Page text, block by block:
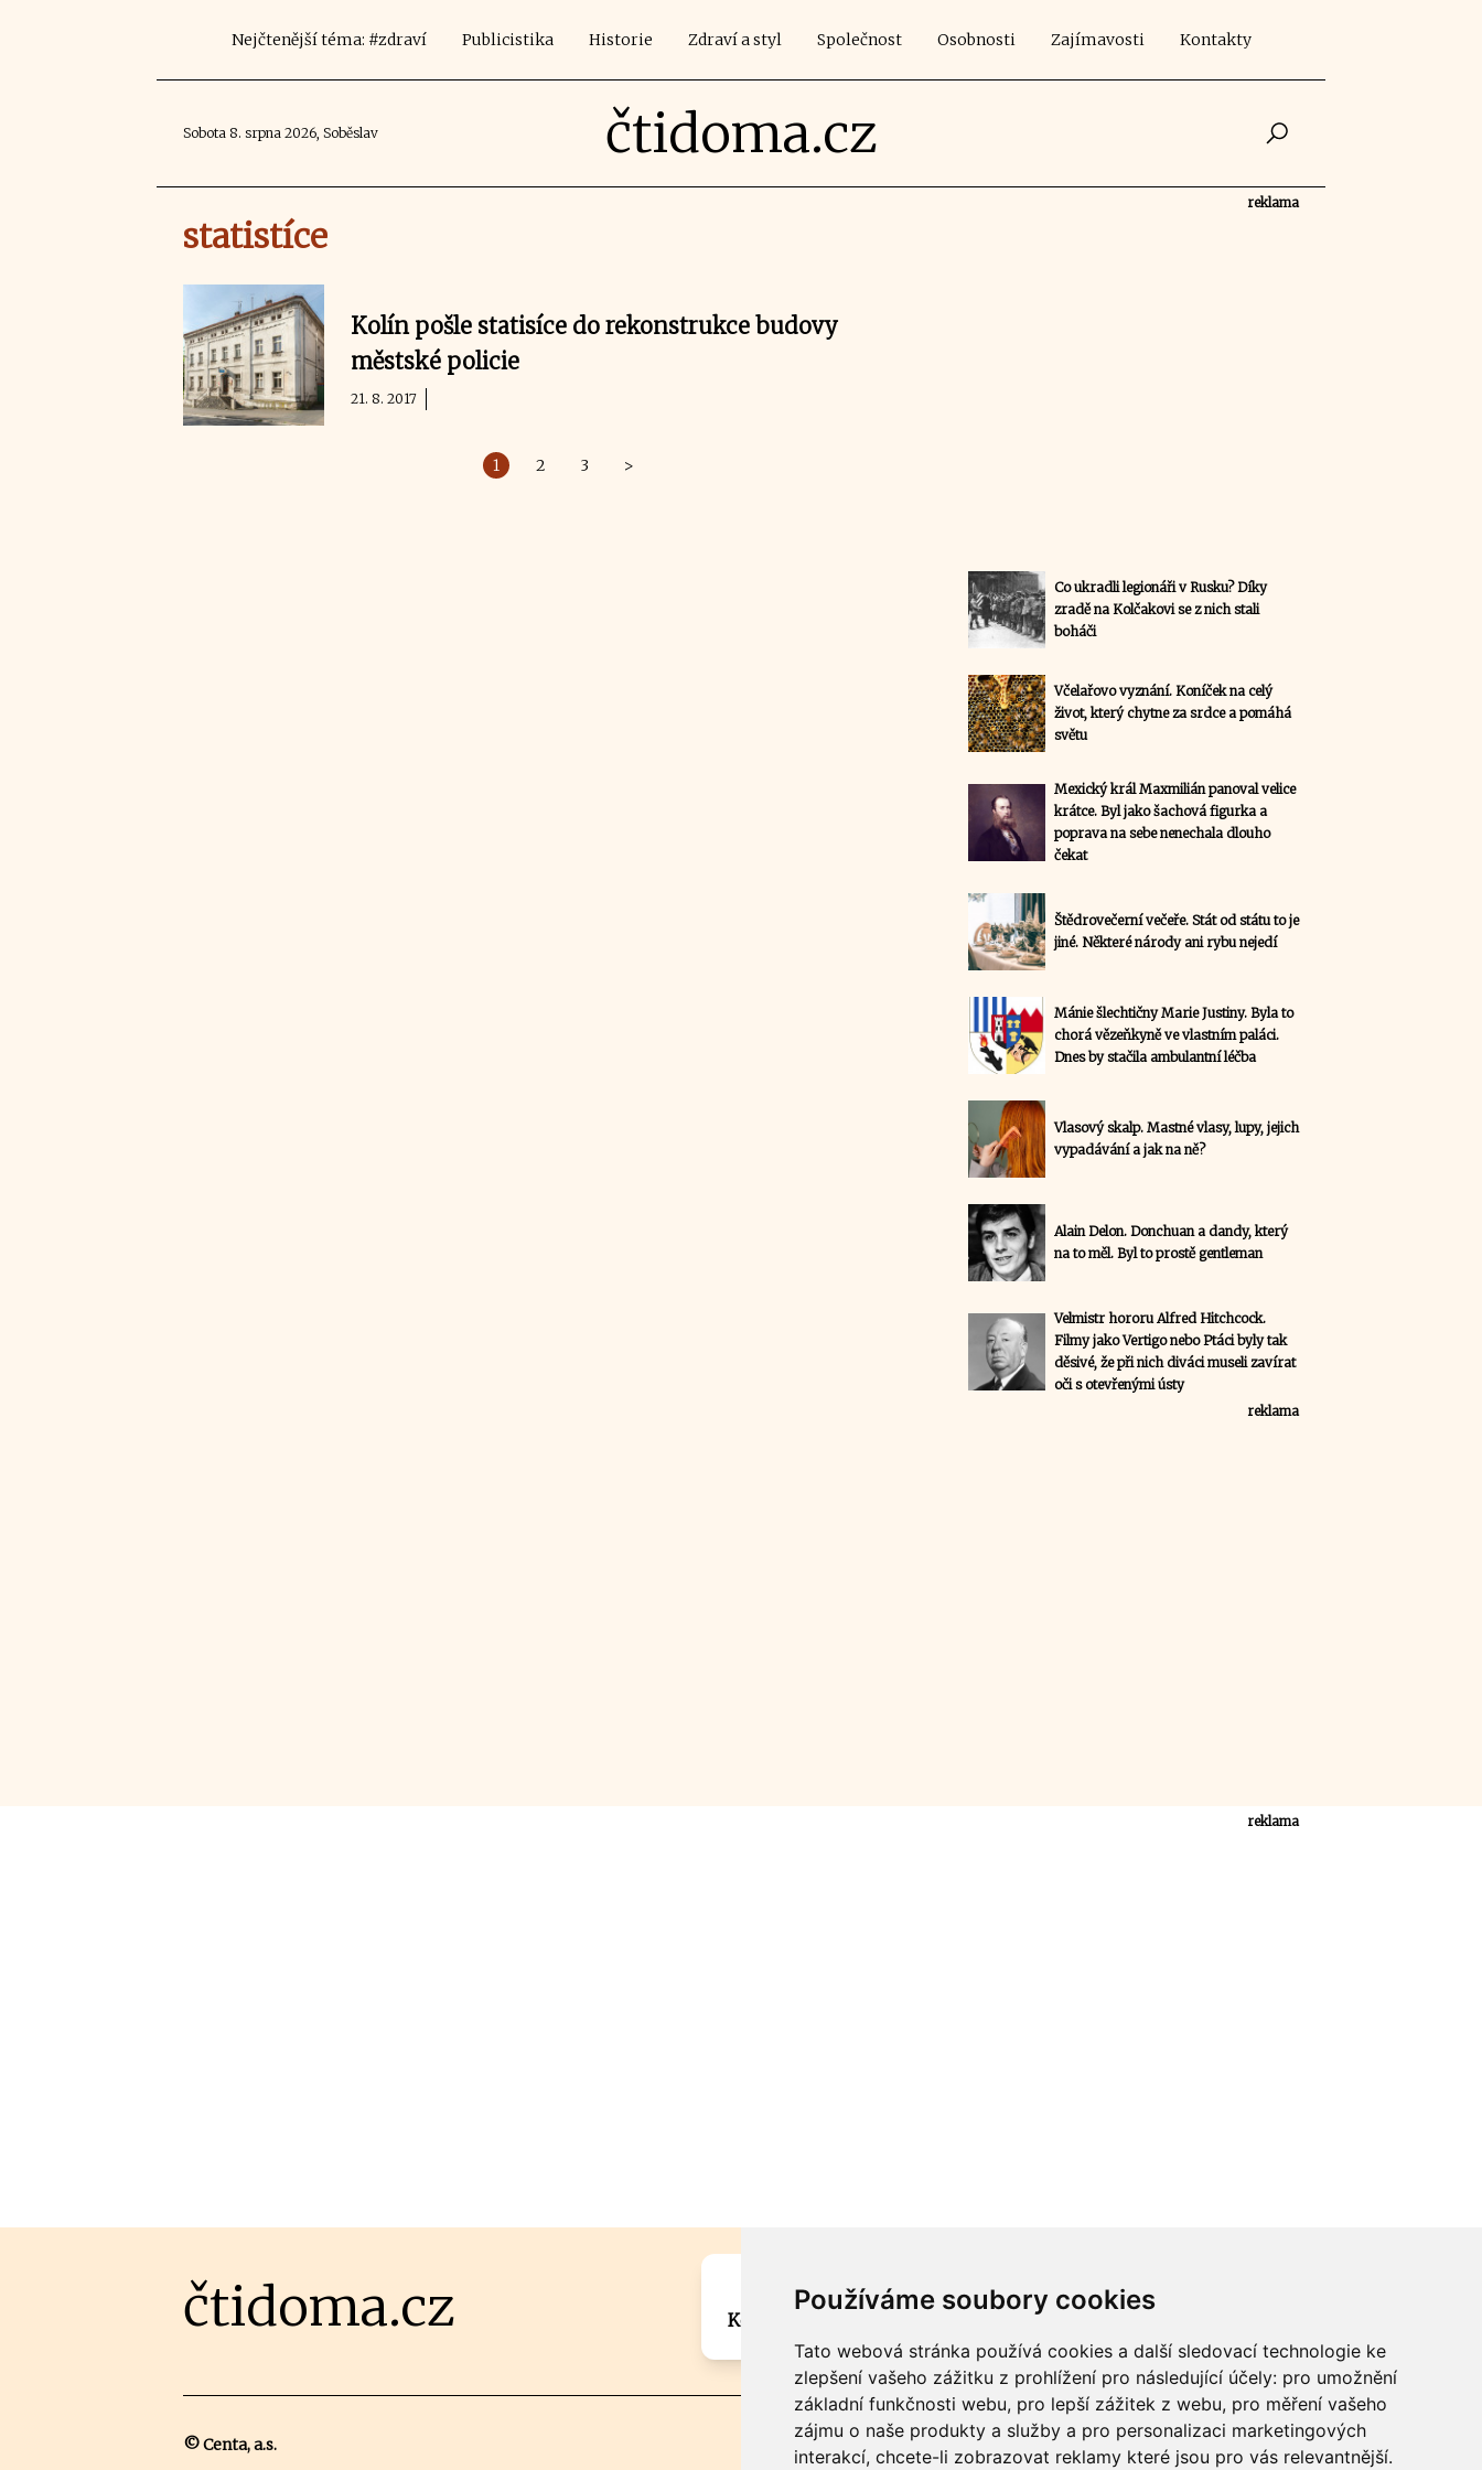
Používáme soubory cookies
Tato webová stránka používá cookies a další sledovací technologie ke
zlepšení vašeho zážitku z prohlížení pro následující účely: pro umožnění
základní funkčnosti webu, pro lepší zážitek z webu, pro měření vašeho
zájmu o naše produkty a služby a pro personalizaci marketingových
interakcí, chcete-li zobrazovat reklamy které jsou pro vás relevantnější.
Nejčtenější téma: #zdraví Publicistika Historie Zdraví a styl Společnost Osobnosti Zajímavosti Kontakty
Sobota 8. srpna 2026, Soběslav čtidoma.cz
statistíce
Kolín pošle statisíce do rekonstrukce budovy
městské policie
21. 8. 2017
1 2 3 >
reklama
Co ukradli legionáři v Rusku? Díky
zradě na Kolčakovi se z nich stali
boháči
Včelařovo vyznání. Koníček na celý
život, který chytne za srdce a pomáhá
světu
Mexický král Maxmilián panoval velice
krátce. Byl jako šachová figurka a
poprava na sebe nenechala dlouho
čekat
Štědrovečerní večeře. Stát od státu to je
jiné. Některé národy ani rybu nejedí
Mánie šlechtičny Marie Justiny. Byla to
chorá vězeňkyně ve vlastním paláci.
Dnes by stačila ambulantní léčba
Vlasový skalp. Mastné vlasy, lupy, jejich
vypadávání a jak na ně?
Alain Delon. Donchuan a dandy, který
na to měl. Byl to prostě gentleman
Velmistr hororu Alfred Hitchcock.
Filmy jako Vertigo nebo Ptáci byly tak
děsivé, že při nich diváci museli zavírat
oči s otevřenými ústy
reklama
reklama
čtidoma.cz
Máte zajímavou informaci? Chcete spolupracovat?
Kontaktujte šéfredaktora Martina Chalupu:
© Centa, a.s.